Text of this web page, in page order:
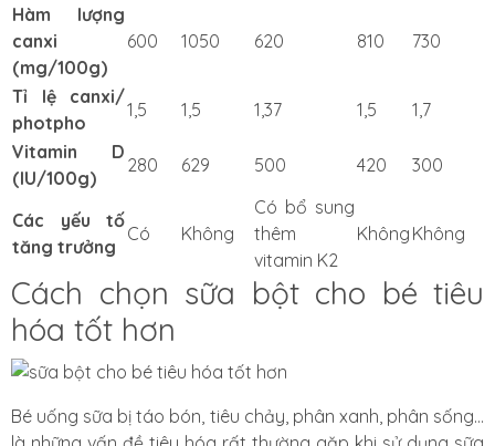
Hàm lượng
canxi
(mg/100g)
600 1050 620 810 730
Tỉ lệ canxi/
photpho
1,5 1,5 1,37 1,5
1,7
Vitamin D
(IU/100g)
280 629 500 420 300
Các yếu tố
tăng trưởng
Có Không
Có bổ sung
thêm
vitamin K2
Không Không
Cách chọn sữa bột cho bé tiêu
hóa tốt hơn
Bé uống sữa bị táo bón, tiêu chảy, phân xanh, phân sống…